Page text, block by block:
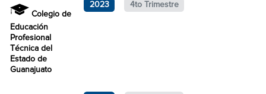
Colegio de
Educación
Profesional
Técnica del
Estado de
Guanajuato
2023 4to Trimestre